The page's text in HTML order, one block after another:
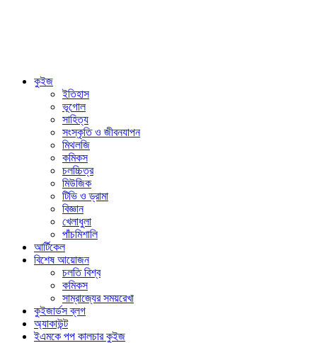
কুইজ
ইতিহাস
ভূগোল
সাহিত্য
সংস্কৃতি ও জীবনযাপন
মিথলজি
কমিকস
চলচ্চিত্র
মিউজিক
টিভি ও ড্রামা
বিজ্ঞান
খেলাধুলা
পাঁচমিশালি
আর্টিকেল
বিশেষ আয়োজন
চলতি বিশ্ব
কমিকস
সাম্রাজ্যের সময়রেখা
কুইজার্ডস ব্লগ
অ্যাকাউন্ট
ইএমকে পপ কালচার কুইজ